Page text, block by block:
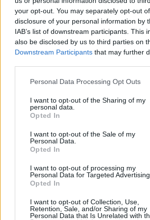
your opt-out. You may separately opt-out
disclosure of your personal information by
IAB’s list of downstream participants. This
also be disclosed by us to third parties on
Downstream Participants that may further
Personal Data Processing Opt Outs
I want to opt-out of the Sharing of my
personal data.
Opted In
I want to opt-out of the Sale of my
Personal Data.
Opted In
I want to opt-out of processing my
Personal Data for Targeted Advertising.
Opted In
I want to opt-out of Collection, Use,
Retention, Sale, and/or Sharing of my
Personal Data that Is Unrelated with
wiele później, na przykład 2/3/4
o szczerą poradę i pomoc, bo
zmysłów i bardzo się
Ryzyko?
Czy jeśli na prezerwatywie która
od początku do konca
małą iloscią prejakulatu,po czym
wysmarowała lubrykant na cała
jest ryzyko ciąży.
Cześć. Chciałam się poradzić bo
trwa już pół roku . Pół roku temu
plamić dodam że od 3 lat biorę
antykoncepcyjne ( vibin )Gdy
miesiączek można powiedzieć że nie
w ogóle bo moje plamienia trwają